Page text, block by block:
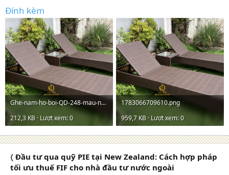
Đính kèm
Ghe-nam-ho-boi-QD-248-mau-nau.JPG
212,3 KB · Lượt xem: 0
1783066709610.png
959,7 KB · Lượt xem: 0
〈 Đầu tư qua quỹ PIE tại New Zealand: Cách hợp pháp
tối ưu thuế FIF cho nhà đầu tư nước ngoài